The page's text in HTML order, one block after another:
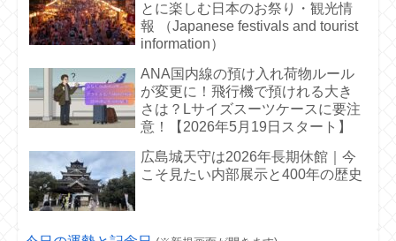
とに楽しむ日本のお祭り・観光情
報 （Japanese festivals and tourist
information）
ANA国内線の預け入れ荷物ルール
が変更に！飛行機で預けれる大き
さは？Lサイズスーツケースに要注
意！【2026年5月19日スタート】
広島城天守は2026年長期休館｜今
こそ見たい内部展示と400年の歴史